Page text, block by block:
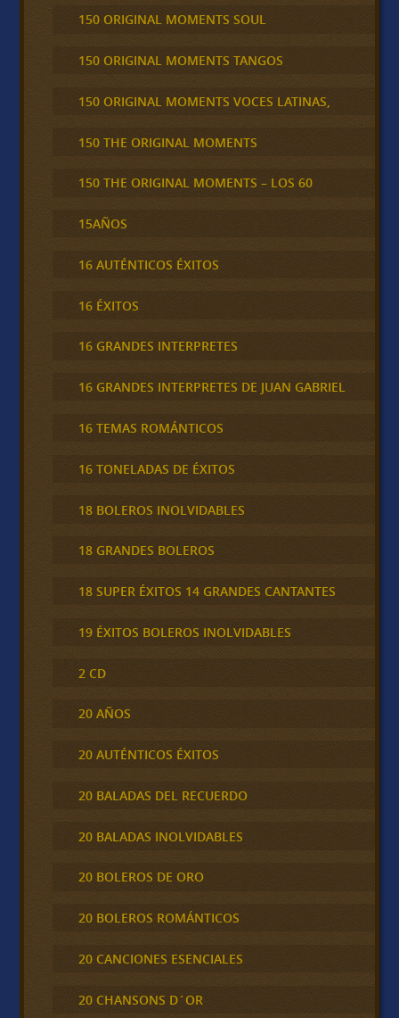
150 ORIGINAL MOMENTS SOUL
150 ORIGINAL MOMENTS TANGOS
150 ORIGINAL MOMENTS VOCES LATINAS,
150 THE ORIGINAL MOMENTS
150 THE ORIGINAL MOMENTS – LOS 60
15AÑOS
16 AUTÉNTICOS ÉXITOS
16 ÉXITOS
16 GRANDES INTERPRETES
16 GRANDES INTERPRETES DE JUAN GABRIEL
16 TEMAS ROMÁNTICOS
16 TONELADAS DE ÉXITOS
18 BOLEROS INOLVIDABLES
18 GRANDES BOLEROS
18 SUPER ÉXITOS 14 GRANDES CANTANTES
19 ÉXITOS BOLEROS INOLVIDABLES
2 CD
20 AÑOS
20 AUTÉNTICOS ÉXITOS
20 BALADAS DEL RECUERDO
20 BALADAS INOLVIDABLES
20 BOLEROS DE ORO
20 BOLEROS ROMÁNTICOS
20 CANCIONES ESENCIALES
20 CHANSONS D´OR